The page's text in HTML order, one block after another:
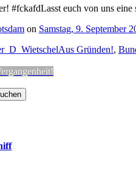
#fckafdLasst euch von uns
on Samstag, 9. September
Aus Gründen!,